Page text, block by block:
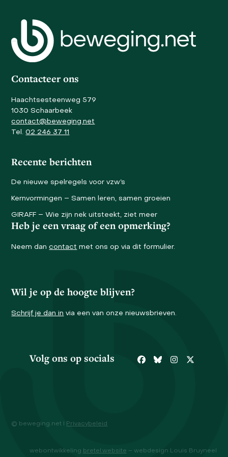
the
first
slide
Contacteer ons
Haachtsesteenweg 579
1030 Schaarbeek
contact@beweging.net
Tel.02 246 37 11
Recente berichten
De nieuwe spelregels voor vzw’s
Kernvormingen – Samen leren, samen groeien
GIRAFF – Wie zijn nek uitsteekt, ziet meer
Heb je een vraag of een opmerking?
Neem dancontact met ons op via dit formulier.
Wil je op de hoogte blijven?
Schrijf je dan in via een van onze nieuwsbrieven.
Volg ons op socials Facebook
BlueskyInstagram
Twitter
© beweging.net I Privacybeleid
webontwikkeling bretel.website – webdesign Louis Bruyneel